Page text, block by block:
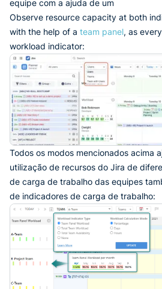
equipe com a ajuda de um
Observe resource capacity at both
with the help of a team panel, as
workload indicator:
Todos os modos mencionados acima
utilização de recursos do Jira de
de carga de trabalho das equipes
de indicadores de carga de trabalho: